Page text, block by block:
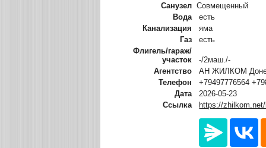
Санузел Совмещенный
Вода
есть
Канализация
яма
Газ
есть
Флигель/гараж/
участок
-/2маш./-
Агентство
АН ЖИЛКОМ
Телефон
+79497776564
Дата
2026-05-23
Ссылка
https://